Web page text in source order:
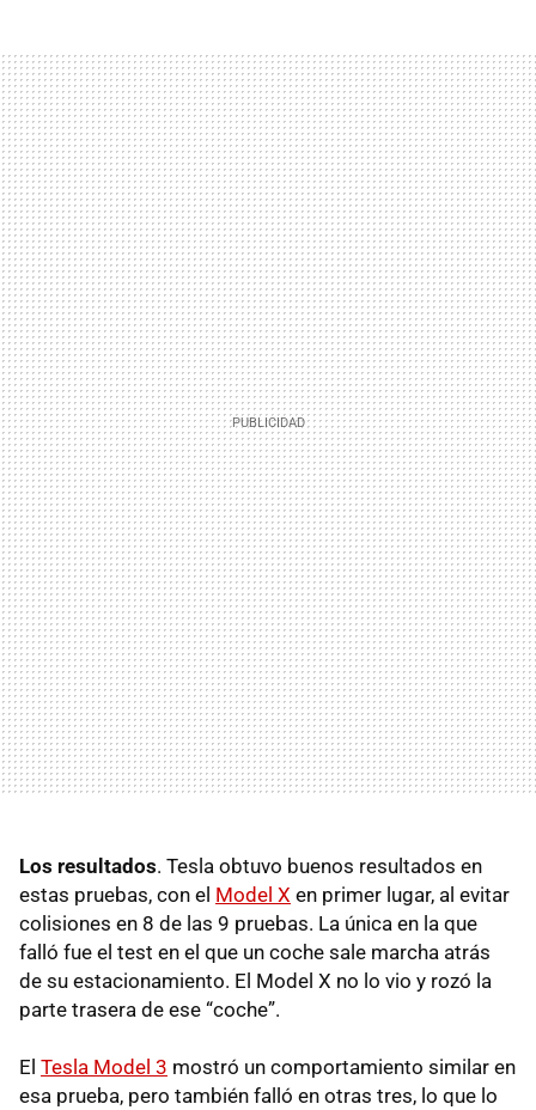
Los resultados. Tesla obtuvo buenos resultados en
estas pruebas, con el Model X en primer lugar, al evitar
colisiones en 8 de las 9 pruebas. La única en la que
falló fue el test en el que un coche sale marcha atrás
de su estacionamiento. El Model X no lo vio y rozó la
parte trasera de ese “coche”.
El Tesla Model 3 mostró un comportamiento similar en
esa prueba, pero también falló en otras tres, lo que lo